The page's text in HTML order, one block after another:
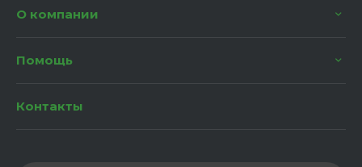
О компании
Помощь
Контакты